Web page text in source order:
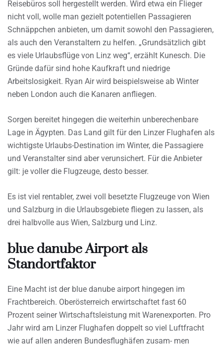
Reisebüros soll hergestellt werden. Wird etwa ein Flieger
nicht voll, wolle man gezielt potentiellen Passagieren
Schnäppchen anbieten, um damit sowohl den Passagieren,
als auch den Veranstaltern zu helfen. „Grundsätzlich gibt
es viele Urlaubsflüge von Linz weg“, erzählt Kunesch. Die
Gründe dafür sind hohe Kaufkraft und niedrige
Arbeitslosigkeit. Ryan Air wird beispielsweise ab Winter
neben London auch die Kanaren anfliegen.
Sorgen bereitet hingegen die weiterhin unberechenbare
Lage in Ägypten. Das Land gilt für den Linzer Flughafen als
wichtigste Urlaubs-Destination im Winter, die Passagiere
und Veranstalter sind aber verunsichert. Für die Anbieter
gilt: je voller die Flugzeuge, desto besser.
Es ist viel rentabler, zwei voll besetzte Flugzeuge von Wien
und Salzburg in die Urlaubsgebiete fliegen zu lassen, als
drei halbvolle aus Wien, Salzburg und Linz.
blue danube Airport als
Standortfaktor
Eine Macht ist der blue danube airport hingegen im
Frachtbereich. Oberösterreich erwirtschaftet fast 60
Prozent seiner Wirtschaftsleistung mit Warenexporten. Pro
Jahr wird am Linzer Flughafen doppelt so viel Luftfracht
wie auf allen anderen Bundesflughäfen zusam- men